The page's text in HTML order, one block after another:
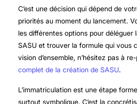
C’est une décision qui dépend de
priorités au moment du lancement.
les différentes options pour déléguer
SASU et trouver la formule qui vous
vision d’ensemble, n’hésitez pas à
complet de la création de SASU.
L’immatriculation est une étape
surtout symbolique. C’est la